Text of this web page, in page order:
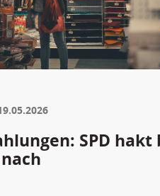
SPD hakt